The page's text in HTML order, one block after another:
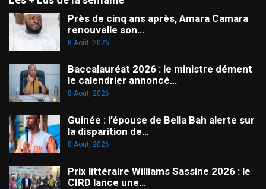
Près de cinq ans après, Amara Camara
renouvelle son…
8 Août, 2026
Baccalauréat 2026 : le ministre dément
le calendrier annoncé…
8 Août, 2026
Guinée : l’épouse de Bella Bah alerte sur
la disparition de…
8 Août, 2026
Prix littéraire Williams Sassine 2026 : le
CIRD lance une…